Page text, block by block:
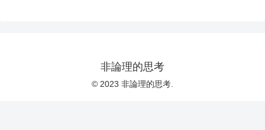
非論理的思考
© 2023 非論理的思考.